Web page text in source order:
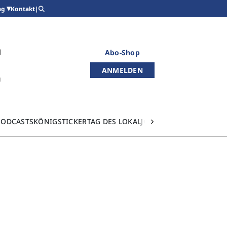
Kontakt|
Abo-Shop
ANMELDEN
KÖNIGSTICKERTAG DES LOKALJOURNALISMUS